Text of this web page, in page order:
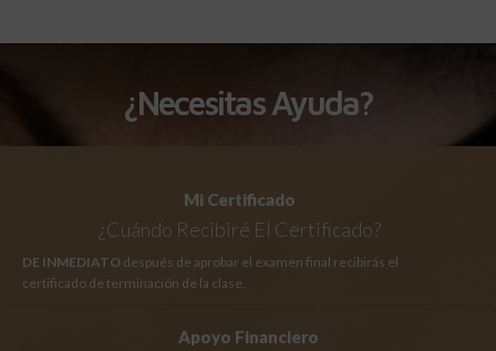
¿Necesitas Ayuda?
Mi Certificado
¿Cuándo Recibiré El Certificado?
DE INMEDIATO después de aprobar el examen final recibirás el
certificado de terminación de la clase.
Apoyo Financiero